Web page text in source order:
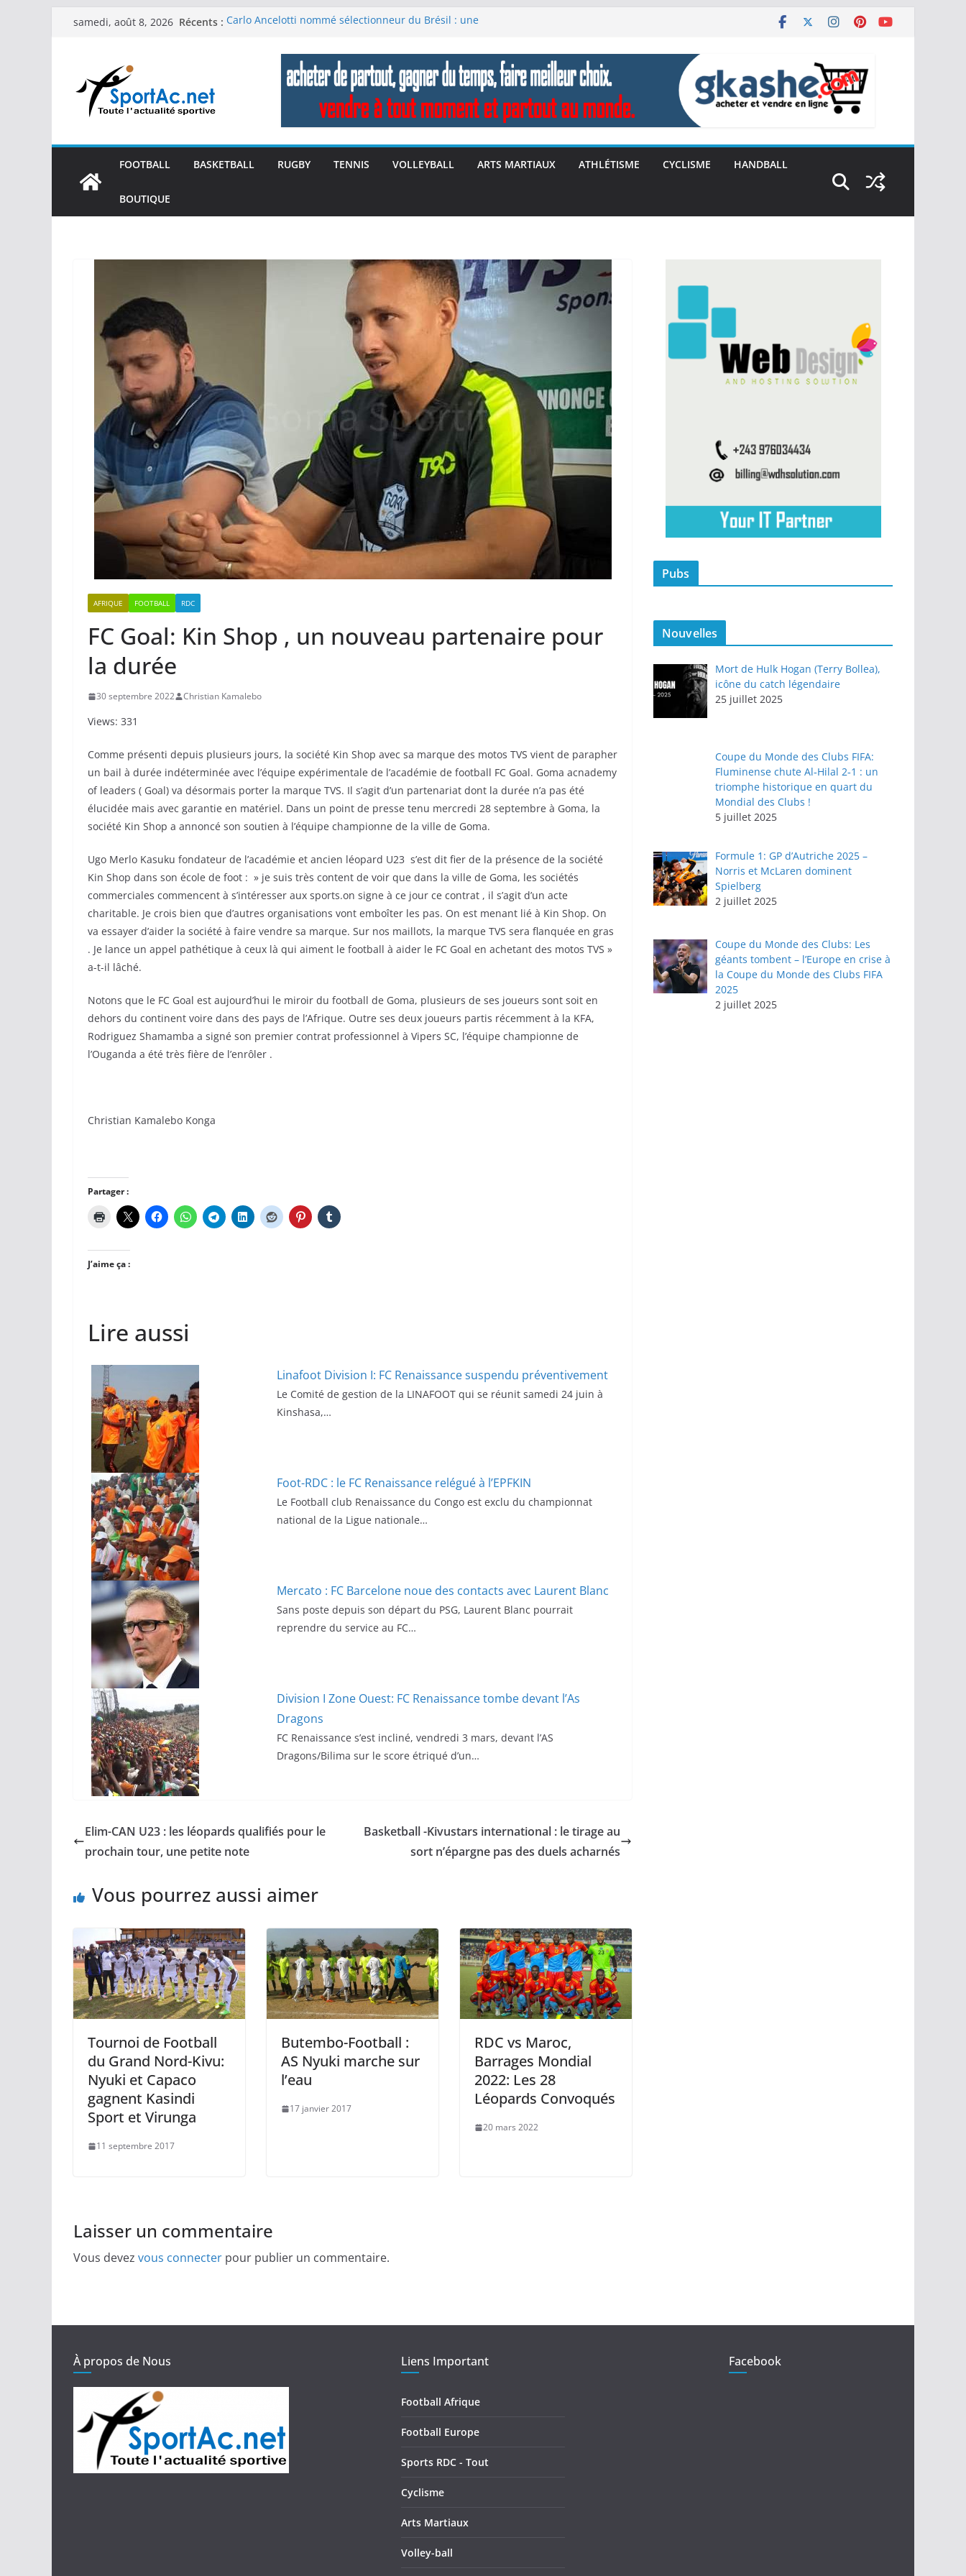
Passersamedi, août 8, 2026 Récents : Carlo Ancelotti nommé sélectionneur du Brésil : une
Coupe du Monde des Clubs FIFA: Fluminense chute Al‑Hilal
2‑1 : un triomphe historique en quart du Mondial des
Formule 1: GP d’Autriche 2025 – Norris et McLaren
Coupe du Monde des Clubs: Les géants tombent – l’Europe
en crise à la Coupe du Monde des Clubs FIFA 2025
FOOTBALL BASKETBALL RUGBY TENNIS VOLLEYBALL ARTS MARTIAUX ATHLÉTISME CYCLISME HANDBALL
BOUTIQUE
AFRIQUE FOOTBALL RDC
FC Goal: Kin Shop , un nouveau partenaire pour
la durée
30 septembre 2022 Christian Kamalebo
Views: 331
Comme présenti depuis plusieurs jours, la société Kin Shop avec sa marque des motos TVS vient de parapher
un bail à durée indéterminée avec l’équipe expérimentale de l’académie de football FC Goal. Goma acnademy
of leaders ( Goal) va désormais porter la marque TVS. Il s’agit d’un partenariat dont la durée n’a pas été
élucidée mais avec garantie en matériel. Dans un point de presse tenu mercredi 28 septembre à Goma, la
société Kin Shop a annoncé son soutien à l’équipe championne de la ville de Goma.
Ugo Merlo Kasuku fondateur de l’académie et ancien léopard U23 s’est dit fier de la présence de la société
Kin Shop dans son école de foot : » je suis très content de voir que dans la ville de Goma, les sociétés
commerciales commencent à s’intéresser aux sports.on signe à ce jour ce contrat , il s’agit d’un acte
charitable. Je crois bien que d’autres organisations vont emboîter les pas. On est menant lié à Kin Shop. On
va essayer d’aider la société à faire vendre sa marque. Sur nos maillots, la marque TVS sera flanquée en gras
. Je lance un appel pathétique à ceux là qui aiment le football à aider le FC Goal en achetant des motos TVS »
a-t-il lâché.
Notons que le FC Goal est aujourd’hui le miroir du football de Goma, plusieurs de ses joueurs sont soit en
dehors du continent voire dans des pays de l’Afrique. Outre ses deux joueurs partis récemment à la KFA,
Rodriguez Shamamba a signé son premier contrat professionnel à Vipers SC, l’équipe championne de
l’Ouganda a été très fière de l’enrôler .
Christian Kamalebo Konga
Partager :
J’aime ça :
Lire aussi
Linafoot Division I: FC Renaissance suspendu préventivement
Le Comité de gestion de la LINAFOOT qui se réunit samedi 24 juin à
Kinshasa,…
Foot-RDC : le FC Renaissance relégué à l’EPFKIN
Le Football club Renaissance du Congo est exclu du championnat
national de la Ligue nationale…
Mercato : FC Barcelone noue des contacts avec Laurent Blanc
Sans poste depuis son départ du PSG, Laurent Blanc pourrait
reprendre du service au FC…
Division I Zone Ouest: FC Renaissance tombe devant l’As
Dragons
FC Renaissance s’est incliné, vendredi 3 mars, devant l’AS
Dragons/Bilima sur le score étriqué d’un…
Elim-CAN U23 : les léopards qualifiés pour le
prochain tour, une petite note
Basketball -Kivustars international : le tirage au
sort n’épargne pas des duels acharnés
Vous pourrez aussi aimer
Tournoi de Football
du Grand Nord-Kivu:
Nyuki et Capaco
gagnent Kasindi
Sport et Virunga
11 septembre 2017
Butembo-Football :
AS Nyuki marche sur
l’eau
17 janvier 2017
RDC vs Maroc,
Barrages Mondial
2022: Les 28
Léopards Convoqués
20 mars 2022
Laisser un commentaire
Vous devez vous connecter pour publier un commentaire.
Pubs
Nouvelles
Mort de Hulk Hogan (Terry Bollea),
icône du catch légendaire
25 juillet 2025
Coupe du Monde des Clubs FIFA:
Fluminense chute Al‑Hilal 2‑1 : un
triomphe historique en quart du
Mondial des Clubs !
5 juillet 2025
Formule 1: GP d’Autriche 2025 –
Norris et McLaren dominent
Spielberg
2 juillet 2025
Coupe du Monde des Clubs: Les
géants tombent – l’Europe en crise à
la Coupe du Monde des Clubs FIFA
2025
2 juillet 2025
À propos de Nous Liens Important
Football Afrique
Football Europe
Sports RDC - Tout
Cyclisme
Arts Martiaux
Volley-ball
Facebook